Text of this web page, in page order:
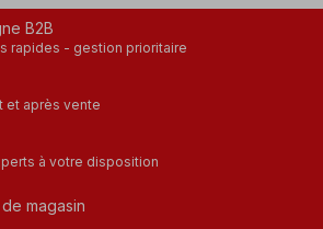
B2B
rapides - gestion prioritaire
et après vente
à votre disposition
magasin